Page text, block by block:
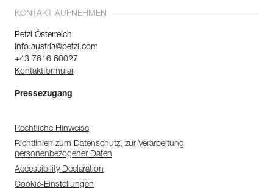
KONTAKT AUFNEHMEN
Petzl Österreich
info.austria@petzl.com
+43 7616 60027
Kontaktformular
Pressezugang
Rechtliche Hinweise
Richtlinien zum Datenschutz, zur Verarbeitung
personenbezogener Daten
Accessibility Declaration
Cookie-Einstellungen